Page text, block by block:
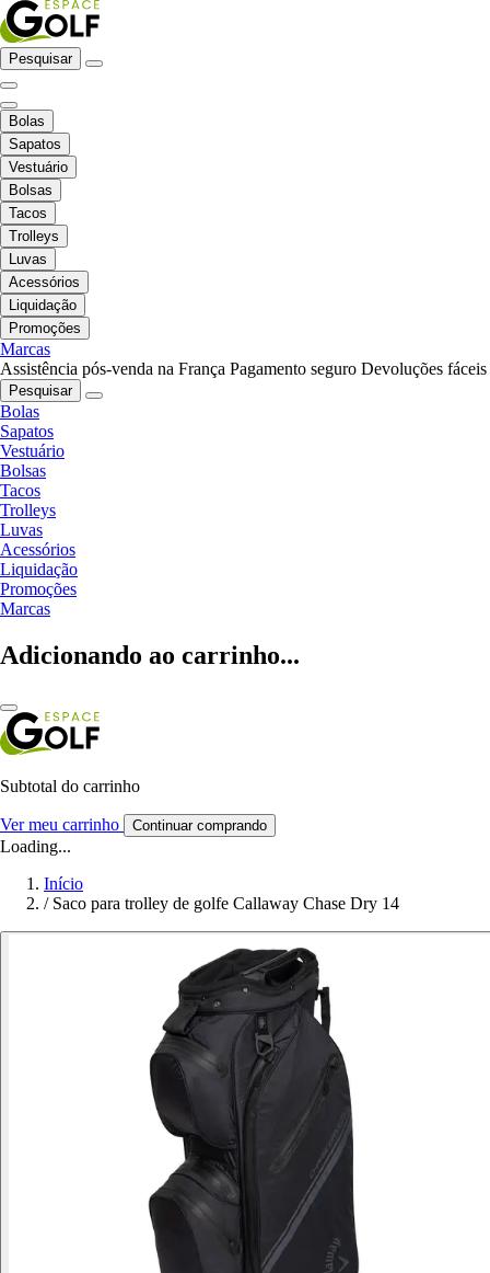
Pesquisar
Bolas
Sapatos
Vestuário
Bolsas
Tacos
Trolleys
Luvas
Acessórios
Liquidação
Promoções
Marcas
Assistência pós-venda na França Pagamento seguro Devoluções fáceis
Pesquisar
Bolas
Sapatos
Vestuário
Bolsas
Tacos
Trolleys
Luvas
Acessórios
Liquidação
Promoções
Marcas
Adicionando ao carrinho...
Subtotal do carrinho
Ver meu carrinho Continuar comprando
Loading...
Início
/ Saco para trolley de golfe Callaway Chase Dry 14